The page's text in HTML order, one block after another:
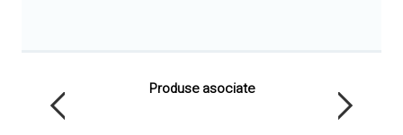
Produse asociate